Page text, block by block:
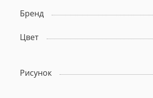
Бренд
Цвет
Рисунок